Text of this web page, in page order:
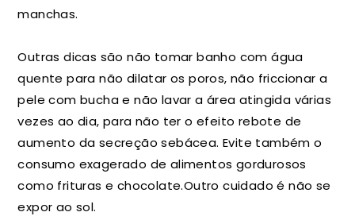
manchas.
Outras dicas são não tomar banho com água
quente para não dilatar os poros, não friccionar a
pele com bucha e não lavar a área atingida várias
vezes ao dia, para não ter o efeito rebote de
aumento da secreção sebácea. Evite também o
consumo exagerado de alimentos gordurosos
como frituras e chocolate.Outro cuidado é não se
expor ao sol.